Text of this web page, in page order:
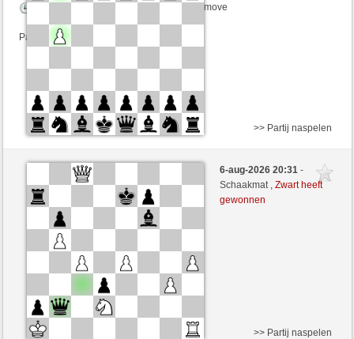
Speelduur: 5 minutes/side + 8 seconds/move
Partij telt mee voor de ranglijst
Wit
Landstreicher (1366)
JeLopes (1346)
Speelduur: 6 minutes/side + 4 seconds/move
Partij telt mee voor de ranglijst
>> Partij naspelen
6-aug-2026 20:31-
Schaakmat ,Zwart heeft
gewonnen
>> Partij naspelen